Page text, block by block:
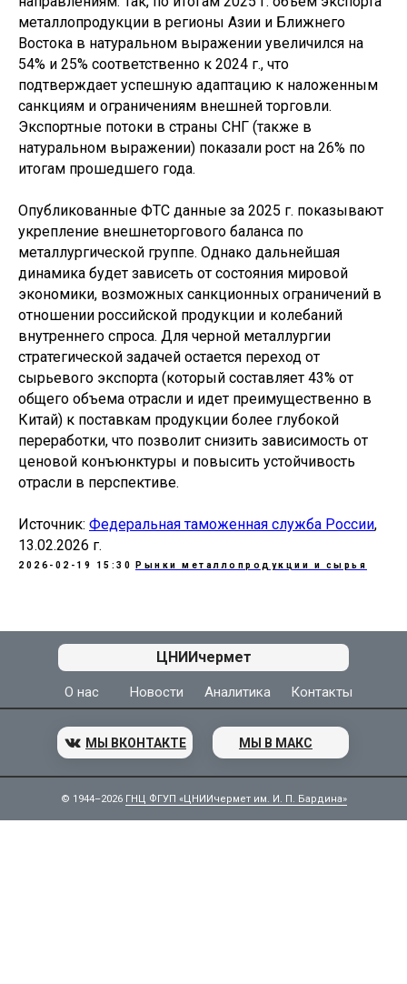
металлопродукции в регионы Азии и Ближнего
Востока в натуральном выражении увеличился на
54% и 25% соответственно к 2024 г., что
подтверждает успешную адаптацию к наложенным
санкциям и ограничениям внешней торговли.
Экспортные потоки в страны СНГ (также в
натуральном выражении) показали рост на 26% по
итогам прошедшего года.
Опубликованные ФТС данные за 2025 г. показывают
укрепление внешнеторгового баланса по
металлургической группе. Однако дальнейшая
динамика будет зависеть от состояния мировой
экономики, возможных санкционных ограничений в
отношении российской продукции и колебаний
внутреннего спроса. Для черной металлургии
стратегической задачей остается переход от
сырьевого экспорта (который составляет 43% от
общего объема отрасли и идет преимущественно в
Китай) к поставкам продукции более глубокой
переработки, что позволит снизить зависимость от
ценовой конъюнктуры и повысить устойчивость
отрасли в перспективе.
Источник: Федеральная таможенная служба России,
13.02.2026 г.
2026-02-19 15:30 Рынки металлопродукции и сырья
МЫ ВКОНТАКТЕ
О нас
МЫ В МАКС
Контакты
Аналитика
© 1944–2026 ГНЦ ФГУП «ЦНИИчермет им. И. П. Бардина»
Новости
ЦНИИчермет